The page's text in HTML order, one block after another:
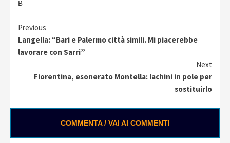
B
Continue
Reading
Previous
Langella: “Bari e Palermo città simili. Mi piacerebbe
lavorare con Sarri”
Next
Fiorentina, esonerato Montella: Iachini in pole per
sostituirlo
COMMENTA / VAI AI COMMENTI